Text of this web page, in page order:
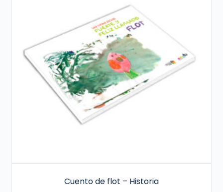
Cuento de flot – Historia